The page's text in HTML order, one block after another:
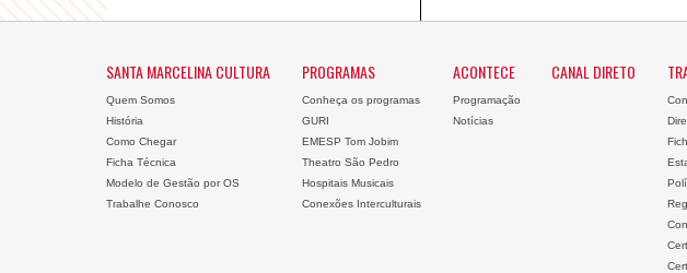
SANTA MARCELINA CULTURA
Quem Somos
História
Como Chegar
Ficha Técnica
Modelo de Gestão por OS
Trabalhe Conosco
PROGRAMAS
Conheça os programas
GURI
EMESP Tom Jobim
Theatro São Pedro
Hospitais Musicais
Conexões Interculturais
ACONTECE
Programação
Notícias
CANAL DIRETO